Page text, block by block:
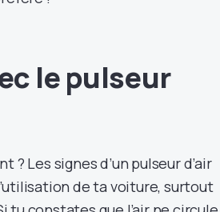
le pulseur
Les signes d’un pulseur d’air
de ta voiture, surtout